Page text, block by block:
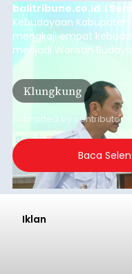
balitribune.co.id I
Kebudayaan
mengkaji empat
menjadi Warisan
tahun 2026.
Klungkung
Submitted by contributor
Baca
Iklan